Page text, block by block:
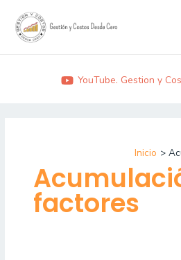
contenido
YouTube. Gestion y
Inicio
factores